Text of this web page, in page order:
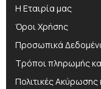
Η Εταιρία μας
Όροι Χρήσης
Προσωπικά
Τρόποι πληρωμής
Πολιτικές